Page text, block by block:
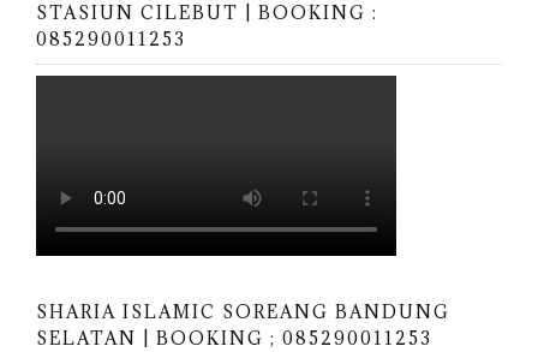
STASIUN CILEBUT | BOOKING :
085290011253
SHARIA ISLAMIC SOREANG BANDUNG
SELATAN | BOOKING ; 085290011253